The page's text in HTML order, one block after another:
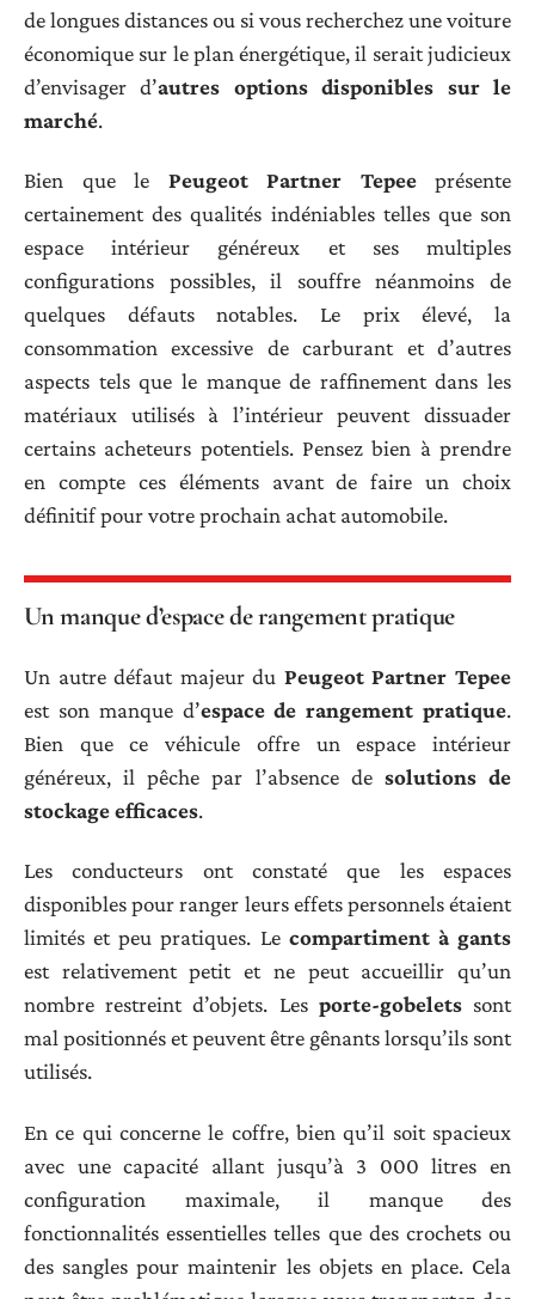
de longues distances ou si vous recherchez une voiture
économique sur le plan énergétique, il serait judicieux
d’envisager d’autres options disponibles sur le
marché.
Bien que le Peugeot Partner Tepeeprésente
certainement des qualités indéniables telles que son
espace intérieur généreux et ses multiples
configurations possibles, il souffre néanmoins de
quelques défauts notables. Le prix élevé, la
consommation excessive de carburant et d’autres
aspects tels que le manque de raffinement dans les
matériaux utilisés à l’intérieur peuvent dissuader
certains acheteurs potentiels. Pensez bien à prendre
en compte ces éléments avant de faire un choix
définitif pour votre prochain achat automobile.
Un manque d’espace de rangement pratique
Un autre défaut majeur du Peugeot Partner Tepee
est son manque d’espace de rangement pratique.
Bien que ce véhicule offre un espace intérieur
généreux, il pêche par l’absence de solutions de
stockage efficaces.
Les conducteurs ont constaté que les espaces
disponibles pour ranger leurs effets personnels étaient
limités et peu pratiques. Le compartiment à gants
est relativement petit et ne peut accueillir qu’un
nombre restreint d’objets. Les porte-gobeletssont
mal positionnés et peuvent être gênants lorsqu’ils sont
utilisés.
En ce qui concerne le coffre, bien qu’il soit spacieux
avec une capacité allant jusqu’à 3 000 litres en
configuration maximale, il manque des
fonctionnalités essentielles telles que des crochets ou
des sangles pour maintenir les objets en place. Cela